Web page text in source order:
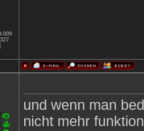
und wenn man
nicht mehr